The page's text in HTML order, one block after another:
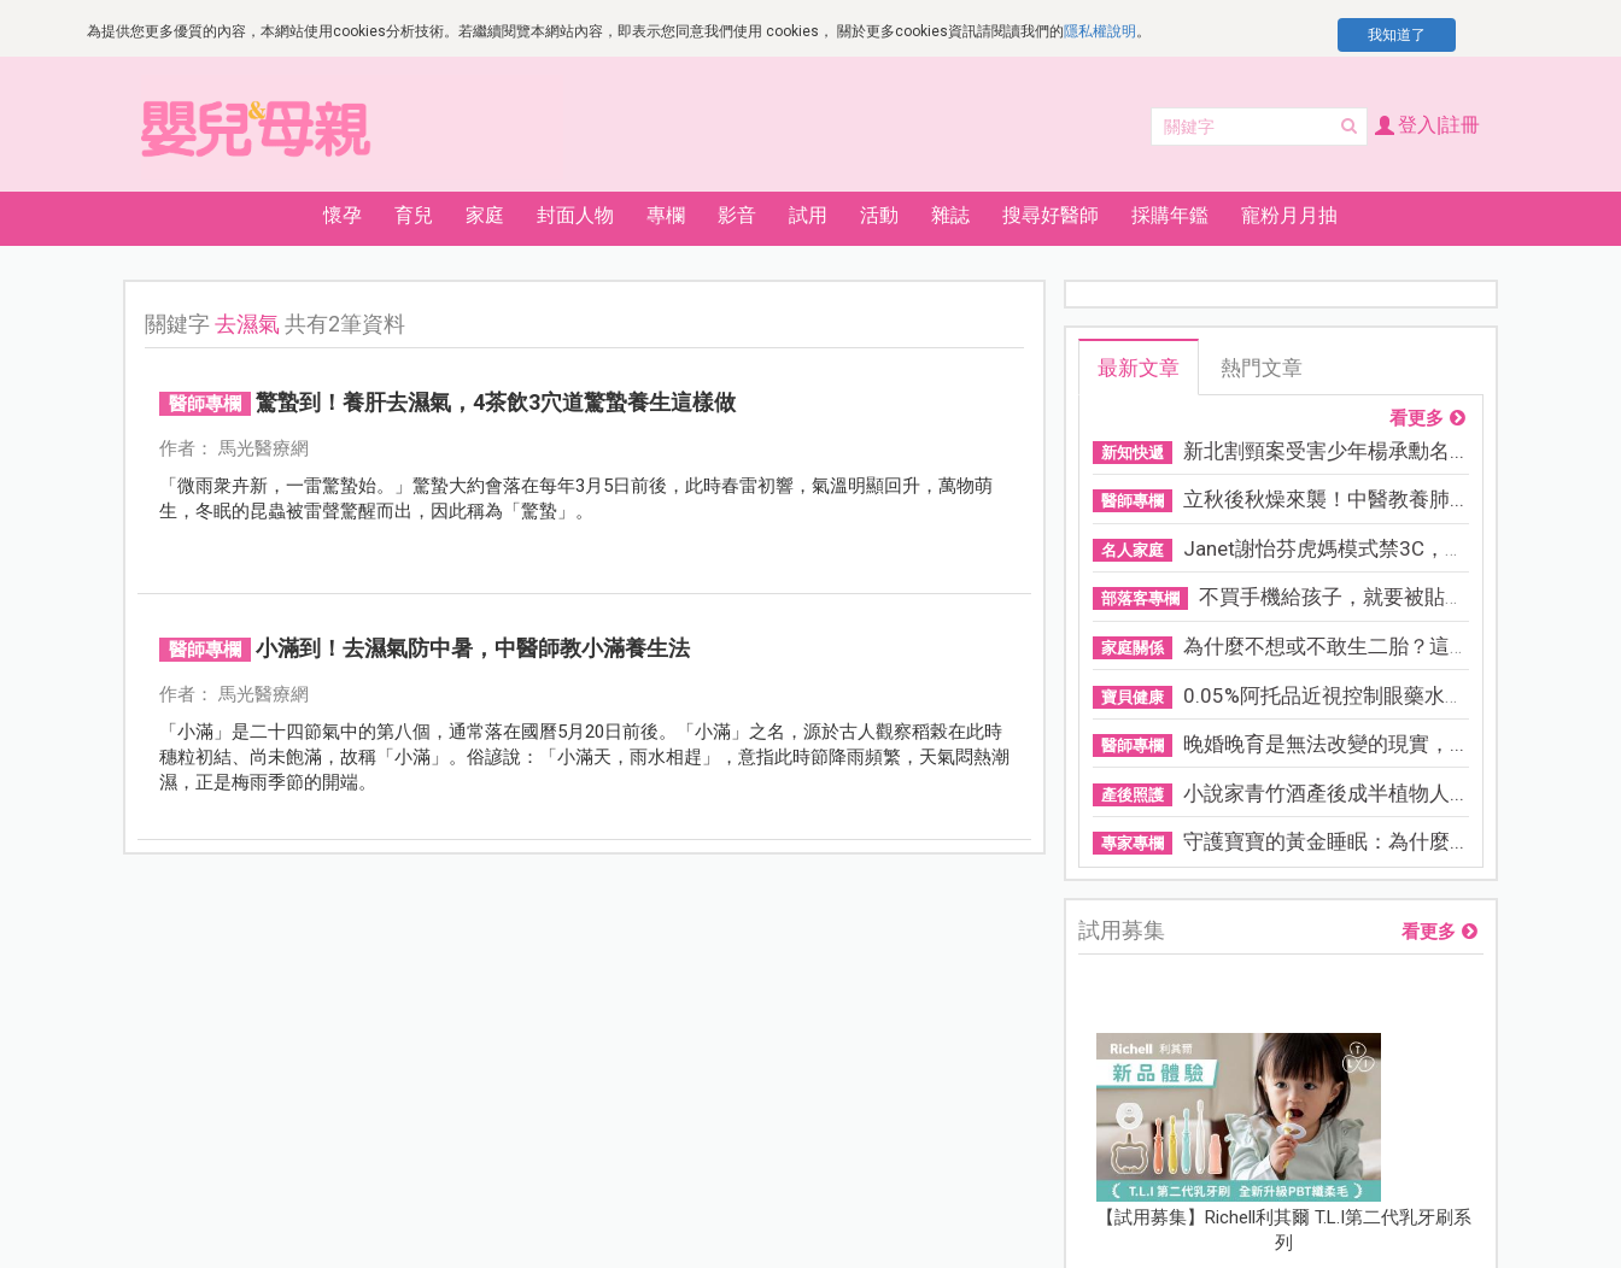
為提供您更多優質的內容，本網站使用cookies分析技術。若繼續閱覽本網站內容，即表示您同意我們使用 cookies， 關於更多cookies資訊請閱讀我們的隱私權說明 。 我知道了
登入|註冊
懷孕 育兒 家庭 封面人物 專欄 影音 試用 活動 雜誌 搜尋好醫師 採購年鑑 寵粉月月抽
關鍵字去濕氣 共有2筆資料
醫師專欄 驚蟄到！養肝去濕氣，4茶飲3穴道驚蟄養生這樣做
作者： 馬光醫療網
「微雨衆卉新，一雷驚蟄始。」驚蟄大約會落在每年3月5日前後，此時春雷初響，氣溫明顯回升，萬物萌
生，冬眠的昆蟲被雷聲驚醒而出，因此稱為「驚蟄」。
醫師專欄 小滿到！去濕氣防中暑，中醫師教小滿養生法
作者： 馬光醫療網
「小滿」是二十四節氣中的第八個，通常落在國曆5月20日前後。「小滿」之名，源於古人觀察稻榖在此時
穗粒初結、尚未飽滿，故稱「小滿」。俗諺說：「小滿天，雨水相趕」，意指此時節降雨頻繁，天氣悶熱潮
濕，正是梅雨季節的開端。
最新文章 熱門文章
看更多
新知快遞 新北割頸案受害少年楊承勳名...
醫師專欄 立秋後秋燥來襲！中醫教養肺...
名人家庭 Janet謝怡芬虎媽模式禁3C，看...
部落客專欄 不買手機給孩子，就要被貼「...
家庭關係 為什麼不想或不敢生二胎？這8...
寶貝健康 0.05%阿托品近視控制眼藥水納...
醫師專欄 晚婚晚育是無法改變的現實，...
產後照護 小說家青竹酒產後成半植物人...
專家專欄 守護寶寶的黃金睡眠：為什麼...
試用募集 看更多
【試用募集】Richell利其爾 T.L.I第二代乳牙刷系
列